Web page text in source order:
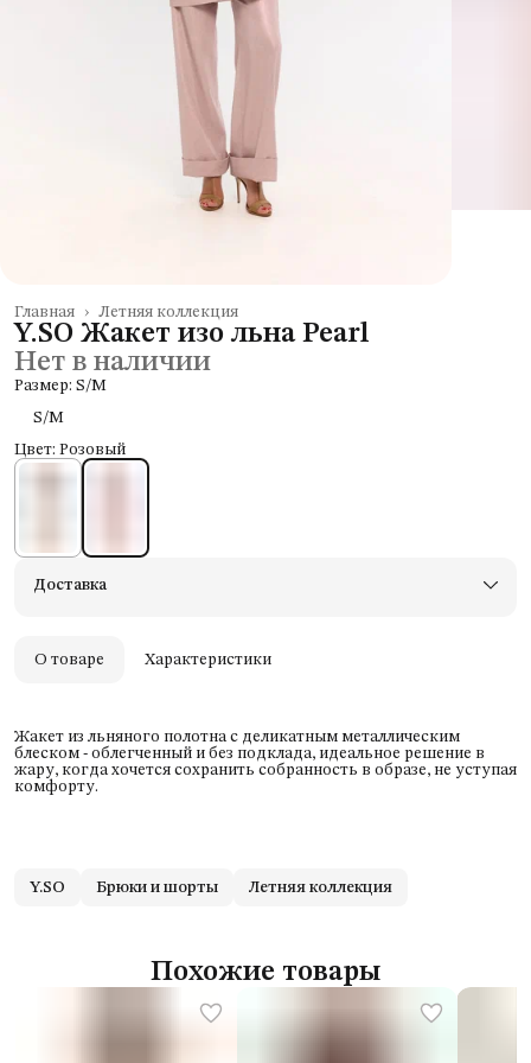
Летняя коллекция
Главная ›
Y.SO Жакет изо льна Pearl
Нет в наличии
Размер: S/M
S/M
Цвет: Розовый
Доставка
О товаре Характеристики
Жакет из льняного полотна с деликатным металлическим
блеском - облегченный и без подклада, идеальное решение в
жару, когда хочется сохранить собранность в образе, не уступая
комфорту.
Y.SO Брюки и шорты Летняя коллекция
Похожие товары